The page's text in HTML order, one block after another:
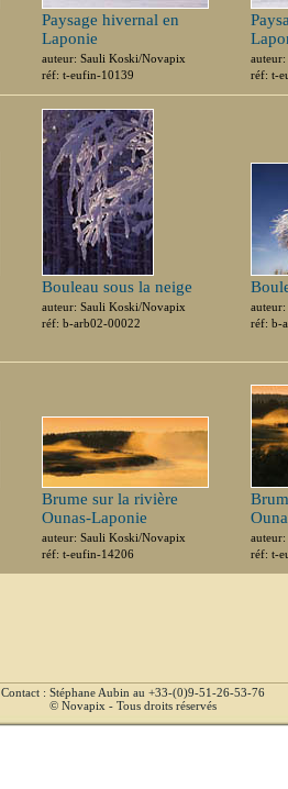
Paysage hivernal en
Laponie
auteur: Sauli Koski/Novapix
réf: t-eufin-10139
réf: t-
Bouleau sous la neige
auteur: Sauli Koski/Novapix
réf: b-arb02-00022
réf: b-
Brume sur la rivière
Ounas-Laponie
auteur: Sauli Koski/Novapix
réf: t-eufin-14206
réf: t-
Contact : Stéphane Aubin au +33-(0)9-51-26-53-76
© Novapix - Tous droits réservés